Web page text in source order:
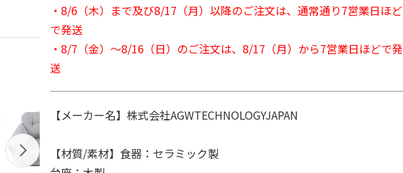
・8/6（木）まで及び8/17（月）以降のご注文は、通常通り7営業日ほど
で発送
・8/7（金）～8/16（日）のご注文は、8/17（月）から7営業日ほどで発
送
【メーカー名】株式会社AGWTECHNOLOGYJAPAN
【材質/素材】食器：セラミック製